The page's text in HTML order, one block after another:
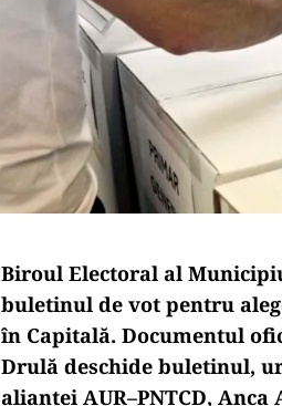
Biroul Electoral al
buletinul de vot pentru
în Capitală. Documentul
Drulă deschide buletinul,
alianței AUR–PNȚCD,